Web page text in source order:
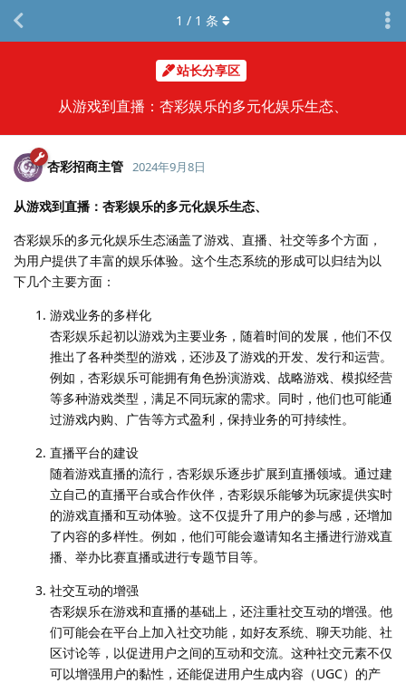
站长分享区
从游戏到直播：杏彩娱乐的多元化娱乐生态、
1 / 1 条
杏彩招商主管 2024年9月8日
从游戏到直播：杏彩娱乐的多元化娱乐生态、
杏彩娱乐的多元化娱乐生态涵盖了游戏、直播、社交等多个方面，
为用户提供了丰富的娱乐体验。这个生态系统的形成可以归结为以
下几个主要方面：
游戏业务的多样化
杏彩娱乐起初以游戏为主要业务，随着时间的发展，他们不仅
推出了各种类型的游戏，还涉及了游戏的开发、发行和运营。
例如，杏彩娱乐可能拥有角色扮演游戏、战略游戏、模拟经营
等多种游戏类型，满足不同玩家的需求。同时，他们也可能通
过游戏内购、广告等方式盈利，保持业务的可持续性。
直播平台的建设
随着游戏直播的流行，杏彩娱乐逐步扩展到直播领域。通过建
立自己的直播平台或合作伙伴，杏彩娱乐能够为玩家提供实时
的游戏直播和互动体验。这不仅提升了用户的参与感，还增加
了内容的多样性。例如，他们可能会邀请知名主播进行游戏直
播、举办比赛直播或进行专题节目等。
社交互动的增强
杏彩娱乐在游戏和直播的基础上，还注重社交互动的增强。他
们可能会在平台上加入社交功能，如好友系统、聊天功能、社
区讨论等，以促进用户之间的互动和交流。这种社交元素不仅
可以增强用户的黏性，还能促进用户生成内容（UGC）的产